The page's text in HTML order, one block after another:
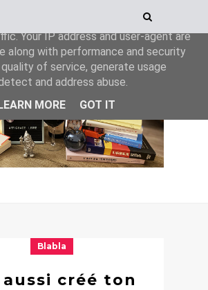
Blabla
aussi créé ton
from Google to deliver its services
Your IP address and user-agent are
along with performance and security
of service, generate usage
and address abuse.
MORE
GOT IT